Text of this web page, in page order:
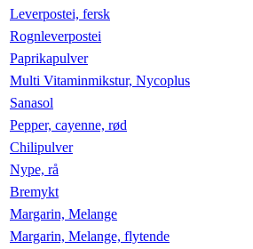
Leverpostei, fersk
Rognleverpostei
Paprikapulver
Multi Vitaminmikstur, Nycoplus
Sanasol
Pepper, cayenne, rød
Chilipulver
Nype, rå
Bremykt
Margarin, Melange
Margarin, Melange, flytende